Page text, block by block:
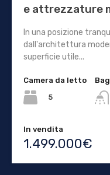
e attrezzature
In una posizione
dall'architettura
superficie utile...
Camera da letto
5
In vendita
1.499.000€